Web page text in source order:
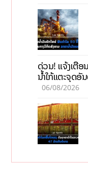
ດ່ວນ! ແຈ້ງເຕື
ນໍ້າໃກ້ແຕະຈຸດອັ
06/08/2026